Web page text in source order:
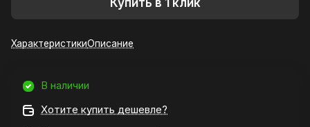
Купить в 1 клик
ХарактеристикиОписание
В наличии
Хотите купить дешевле?